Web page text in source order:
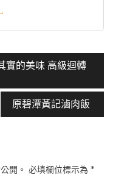
實的美味 高級迴轉
原碧潭黃記滷肉飯
開。 必填欄位標示為 *